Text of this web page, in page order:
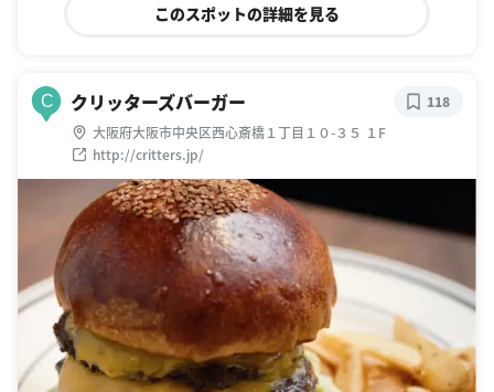
このスポットの詳細を見る
C クリッターズバーガー
大阪府大阪市中央区西心斎橋１丁目１０-３５ １F
http://critters.jp/
118